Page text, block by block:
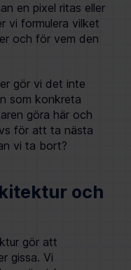
en pixel ritas eller
vi formulera vilket
och för vem den
gör vi det inte
som konkreta
göra här och
för att ta nästa
vi ta bort?
och
gör att
gissa. Vi